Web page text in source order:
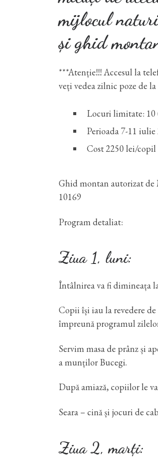
mijlocul
și ghid
***Atenție!!! Accesul la
veți vedea zilnic poze de
Locuri limitate: 10
Perioada 7-11 iulie
Cost 2250 lei/copil
Ghid montan autorizat
10169
Program detaliat:
Ziua 1, luni:
Întâlnirea va fi dimineața
Copii își iau la revedere
împreună programul
Servim masa de prânz și
a munților Bucegi.
După amiază, copiilor le
Seara – cină și jocuri de
Ziua 2, marți: